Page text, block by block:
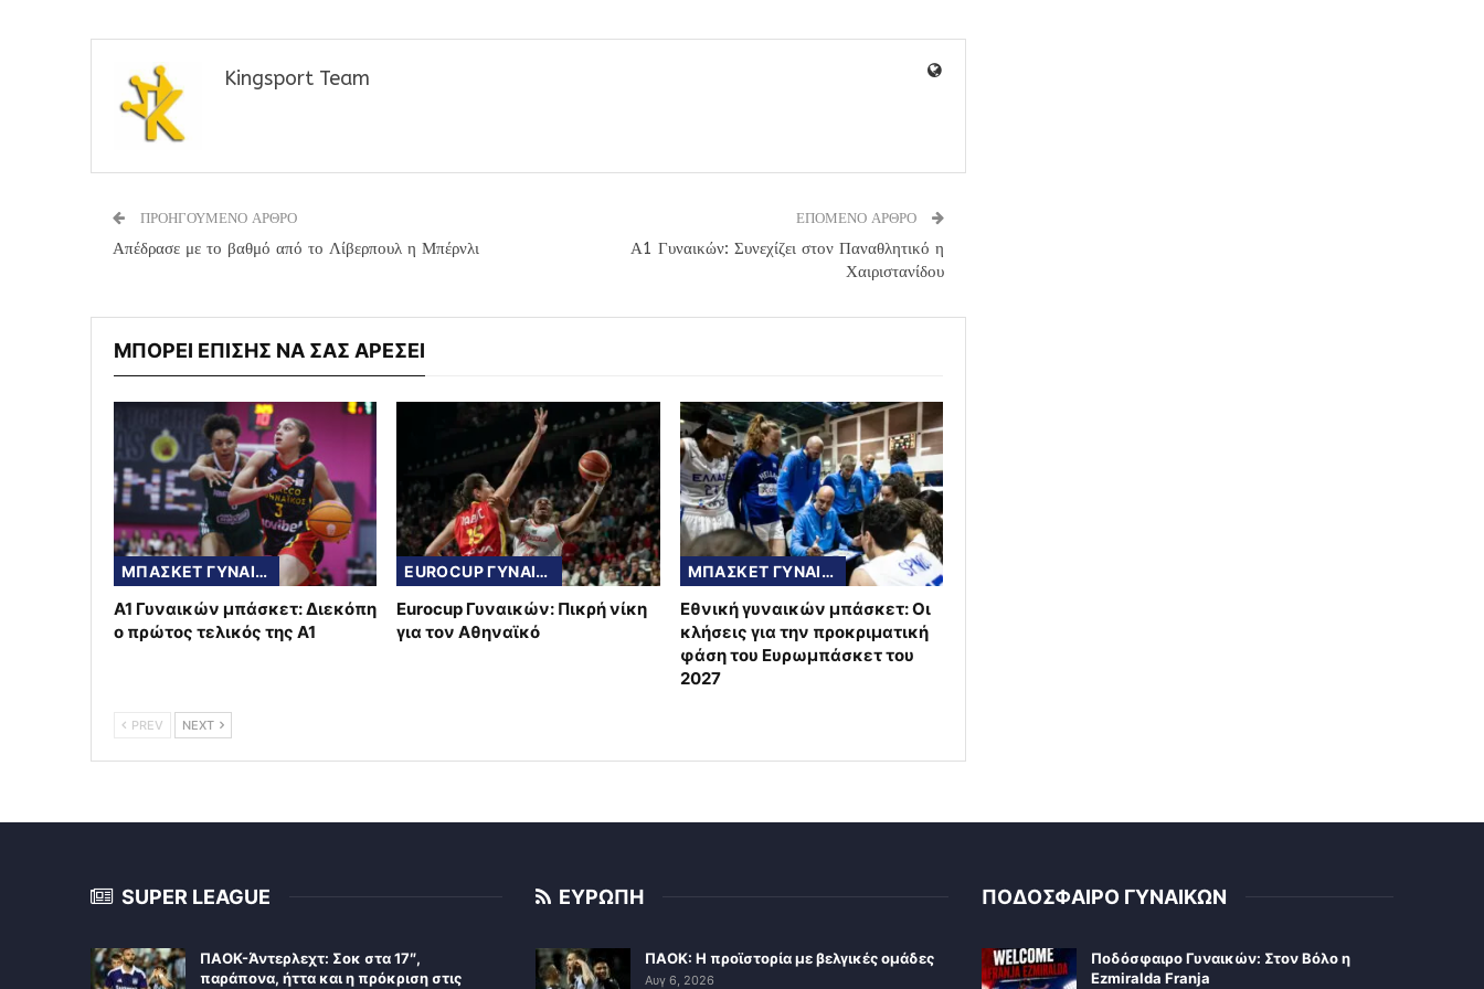
Kingsport Team
ΠΡΟΗΓΟΥΜΕΝΟ ΑΡΘΡΟ
Απέδρασε με το βαθμό από το Λίβερπουλ η Μπέρνλι
ΕΠΟΜΕΝΟ ΑΡΘΡΟ
Α1 Γυναικών: Συνεχίζει στον Παναθλητικό η
Χαιριστανίδου
ΜΠΟΡΕΙ ΕΠΙΣΗΣ ΝΑ ΣΑΣ ΑΡΕΣΕΙ
ΜΠΑΣΚΕΤ ΓΥΝΑΙΚΩΝ
Α1 Γυναικών μπάσκετ: Διεκόπη
ο πρώτος τελικός της Α1
EUROCUP ΓΥΝΑΙΚΩΝ
Eurocup Γυναικών: Πικρή νίκη
για τον Αθηναϊκό
ΜΠΑΣΚΕΤ ΓΥΝΑΙΚΩΝ
Εθνική γυναικών μπάσκετ: Οι
κλήσεις για την προκριματική
φάση του Ευρωμπάσκετ του
2027
PREV NEXT
SUPER LEAGUE
ΠΑΟΚ-Άντερλεχτ: Σοκ στα 17″,
παράπονα, ήττα και η πρόκριση στις
ΕΥΡΩΠΗ
ΠΑΟΚ: Η προϊστορία με βελγικές ομάδες
Αυγ 6, 2026
ΠΟΔΟΣΦΑΙΡΟ ΓΥΝΑΙΚΩΝ
Ποδόσφαιρο Γυναικών: Στον Βόλο η
Ezmiralda Franja